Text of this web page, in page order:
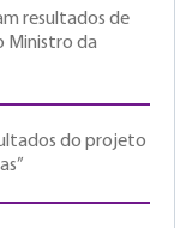
resultados de
Ministro da
do projeto